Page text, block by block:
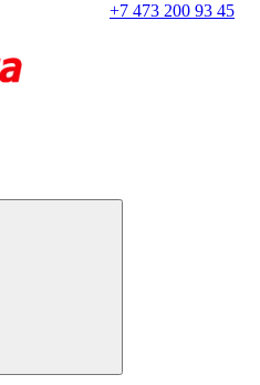
+7 473 200 93 45